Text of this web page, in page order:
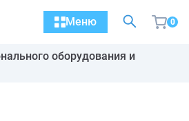
Меню 0
оборудования и